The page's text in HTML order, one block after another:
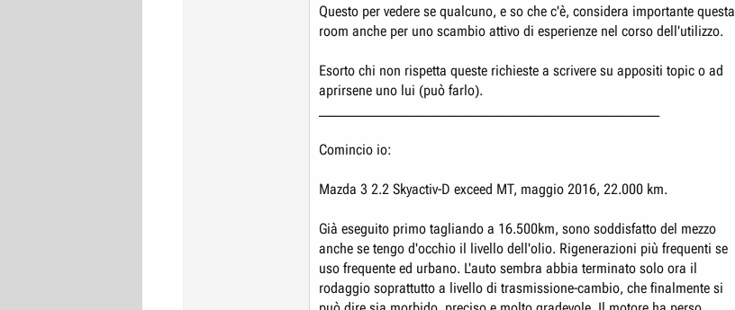
Questo per vedere se qualcuno, e so che c'è, considera importante questa
room anche per uno scambio attivo di esperienze nel corso dell'utilizzo.
Esorto chi non rispetta queste richieste a scrivere su appositi topic o ad
aprirsene uno lui (può farlo).
Comincio io:
Mazda 3 2.2 Skyactiv-D exceed MT, maggio 2016, 22.000 km.
Già eseguito primo tagliando a 16.500km, sono soddisfatto del mezzo
anche se tengo d'occhio il livello dell'olio. Rigenerazioni più frequenti se
uso frequente ed urbano. L'auto sembra abbia terminato solo ora il
rodaggio soprattutto a livello di trasmissione-cambio, che finalmente si